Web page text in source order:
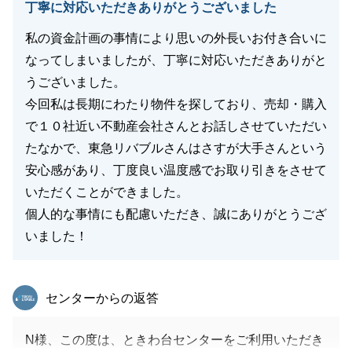
丁寧に対応いただきありがとうございました
私の資金計画の事情により思いの外長いお付き合いに
なってしまいましたが、丁寧に対応いただきありがと
うございました。
今回私は長期にわたり物件を探しており、売却・購入
で１０社近い不動産会社さんとお話しさせていただい
たなかで、東急リバブルさんはさすが大手さんという
安心感があり、丁度良い温度感でお取り引きをさせて
いただくことができました。
個人的な事情にも配慮いただき、誠にありがとうござ
いました！
東急リバブル
センターからの返答
N様、この度は、ときわ台センターをご利用いただき